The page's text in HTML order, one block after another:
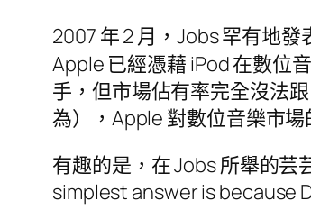
2007 年 2 月，Jobs 罕有地
Apple 已經憑藉 iPod 在數位
手，但市場佔有率完全沒法
為），Apple 對數位音樂市
有趣的是，在 Jobs 所舉的芸
simplest answer is because